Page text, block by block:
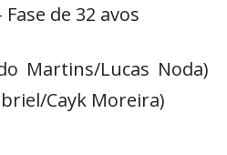
de 32 avos
Martins/Lucas Noda)
Cayk Moreira)